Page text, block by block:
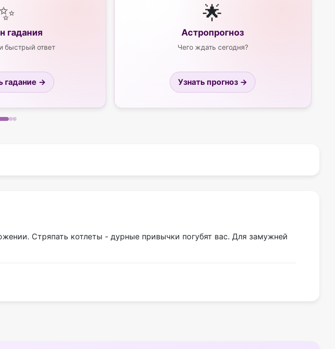
✨
гадания
быстрый ответ
гадание →
🌟
Астропрогноз
Чего ждать сегодня?
Узнать прогноз →
Стряпать котлеты - дурные привычки погубят вас. Для замужней